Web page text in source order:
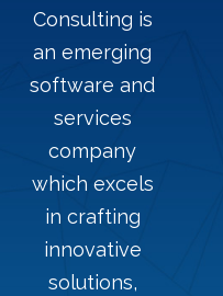
Consulting is
an emerging
software and
services
company
which excels
in crafting
innovative
solutions,